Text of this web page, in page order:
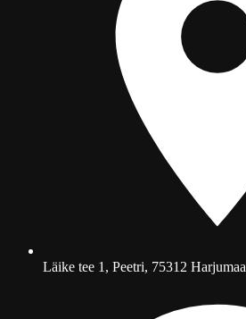
Läike tee 1, Peetri, 75312 Harjumaa